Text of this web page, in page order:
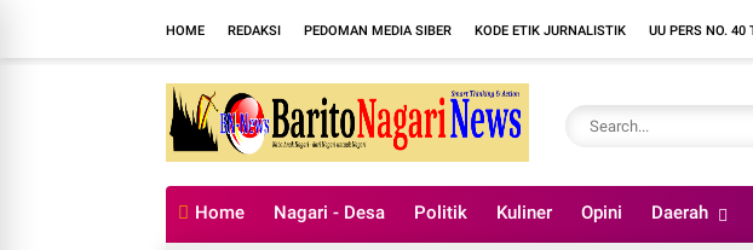
HOME REDAKSI PEDOMAN MEDIA SIBER KODE ETIK JURNALISTIK UU PERS NO. 40
Home Nagari - Desa Politik Kuliner Opini Daerah